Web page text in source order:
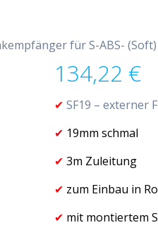
für S-ABS-
134,22 €
✔ SF19 – externer
✔ 19mm schmal
✔ 3m Zuleitung
✔ zum Einbau in
✔ mit montiertem